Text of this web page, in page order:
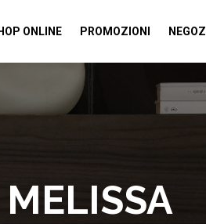
ONLINE PROMOZIONI NEGOZI
MELISSA